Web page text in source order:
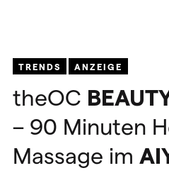
TRENDS ANZEIGE
theOC
– 90 Minuten
Massage im